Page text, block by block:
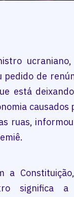
pedido de
está
causados
ruas,
a
significa